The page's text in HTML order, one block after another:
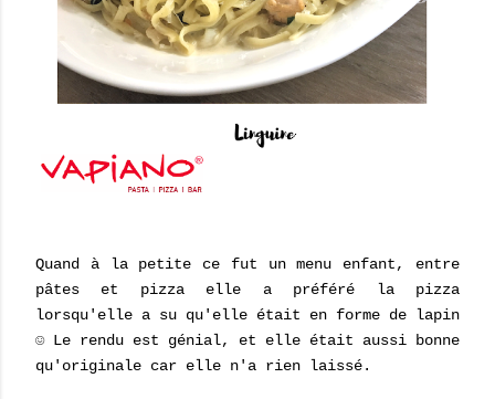
Quand à la petite ce fut un menu enfant, entre
pâtes et pizza elle a préféré la pizza
lorsqu'elle a su qu'elle était en forme de lapin
☺ Le rendu est génial, et elle était aussi bonne
qu'originale car elle n'a rien laissé.